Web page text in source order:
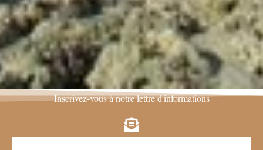
Inscrivez-vous à notre lettre d'informations